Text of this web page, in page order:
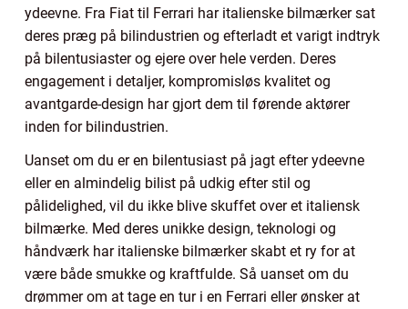
ydeevne. Fra Fiat til Ferrari har italienske bilmærker sat
deres præg på bilindustrien og efterladt et varigt indtryk
på bilentusiaster og ejere over hele verden. Deres
engagement i detaljer, kompromisløs kvalitet og
avantgarde-design har gjort dem til førende aktører
inden for bilindustrien.
Uanset om du er en bilentusiast på jagt efter ydeevne
eller en almindelig bilist på udkig efter stil og
pålidelighed, vil du ikke blive skuffet over et italiensk
bilmærke. Med deres unikke design, teknologi og
håndværk har italienske bilmærker skabt et ry for at
være både smukke og kraftfulde. Så uanset om du
drømmer om at tage en tur i en Ferrari eller ønsker at